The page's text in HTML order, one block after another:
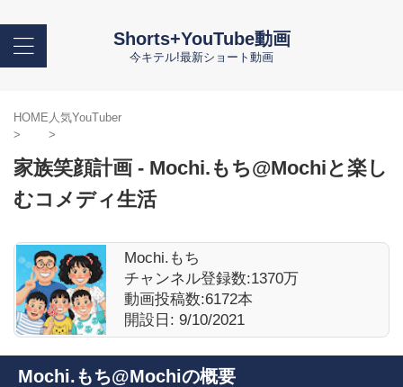
Shorts+YouTube動画
今キテル!最新ショート動画
HOME
>
人気YouTuber
>
家族笑顔計画 - Mochi.もち@Mochiと楽し
むコメディ生活
Mochi.もち
チャンネル登録数:1370万
動画投稿数:6172本
開設日: 9/10/2021
Mochi.もち@Mochiの概要